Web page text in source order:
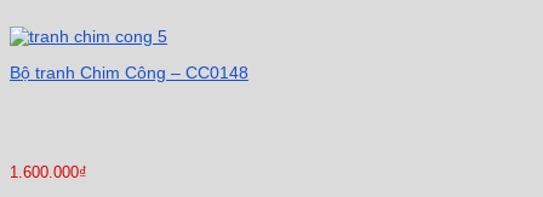
Bộ tranh Chim Công – CC0148
1.600.000₫